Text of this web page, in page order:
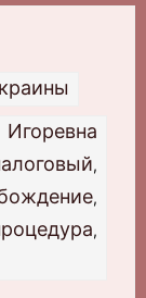
,
,
,